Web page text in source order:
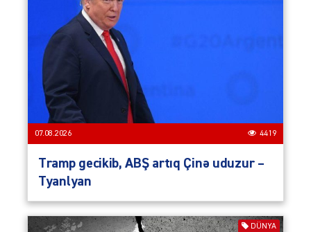
07.08.2026 4419
Tramp gecikib, ABŞ artıq Çinə uduzur –
Tyanlyan
DÜNYA